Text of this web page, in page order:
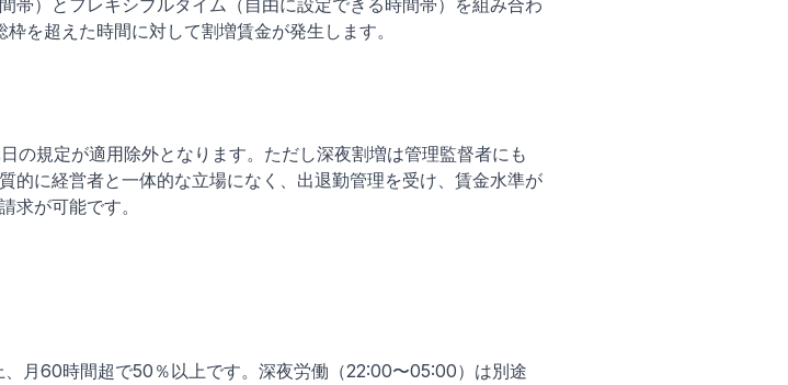
帯）とフレキシブルタイム（自由に設定できる時間帯）を組み合わ
を超えた時間に対して割増賃金が発生します。
の規定が適用除外となります。ただし深夜割増は管理監督者にも
的に経営者と一体的な立場になく、出退勤管理を受け、賃金水準が
求が可能です。
月60時間超で50％以上です。深夜労働（22:00〜05:00）は別途